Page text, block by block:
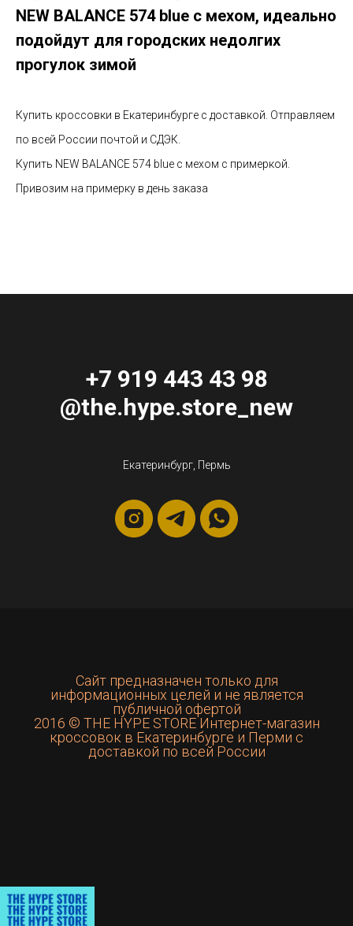
NEW BALANCE 574 blue с мехом, идеально
подойдут для городских недолгих
прогулок зимой
Купить кроссовки в Екатеринбурге с доставкой. Отправляем
по всей России почтой и СДЭК.
Купить NEW BALANCE 574 blue с мехом с примеркой.
Привозим на примерку в день заказа
+7 919 443 43 98
@the.hype.store_new
Екатеринбург, Пермь
Сайт предназначен только для
информационных целей и не является
публичной офертой
2016 © THE HYPE STORE Интернет-магазин
кроссовок в Екатеринбурге и Перми с
доставкой по всей России